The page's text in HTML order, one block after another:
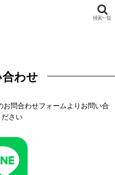
検索一覧
わせ
問合わせフォームよりお問い合
ださい